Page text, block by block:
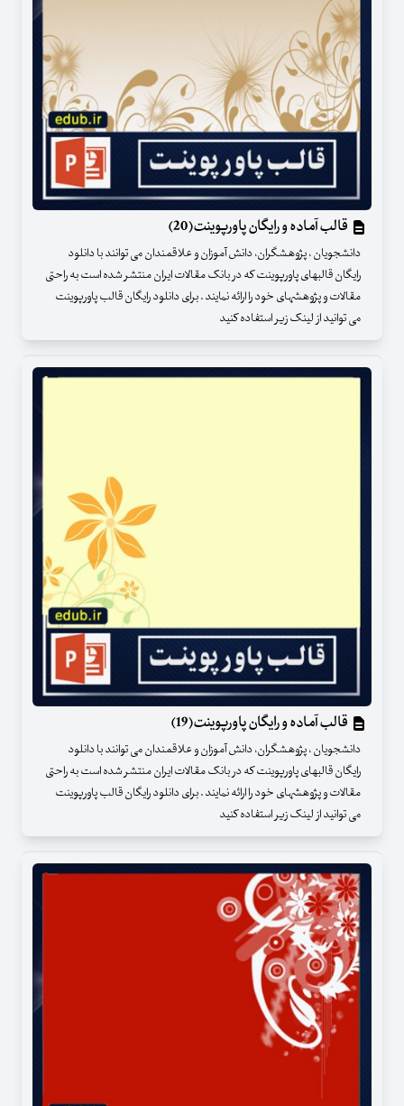
قالب آماده و رایگان پاورپوینت(20)
دانشجویان ، پژوهشگران، دانش آموزان و علاقمندان می توانند با دانلود
رایگان قالبهای پاورپوینت که در بانک مقالات ایران منتشر شده است به راحتی
مقالات و پژوهشهای خود را ارائه نمایند . برای دانلود رایگان قالب پاورپوینت
می توانید از لینک زیر استفاده کنید
قالب آماده و رایگان پاورپوینت(19)
دانشجویان ، پژوهشگران، دانش آموزان و علاقمندان می توانند با دانلود
رایگان قالبهای پاورپوینت که در بانک مقالات ایران منتشر شده است به راحتی
مقالات و پژوهشهای خود را ارائه نمایند . برای دانلود رایگان قالب پاورپوینت
می توانید از لینک زیر استفاده کنید